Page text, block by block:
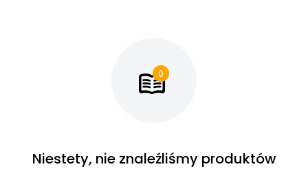
Od najstarszych
Niestety, nie znaleźliśmy produktów